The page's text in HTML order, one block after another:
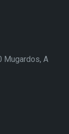
Mugardos, A